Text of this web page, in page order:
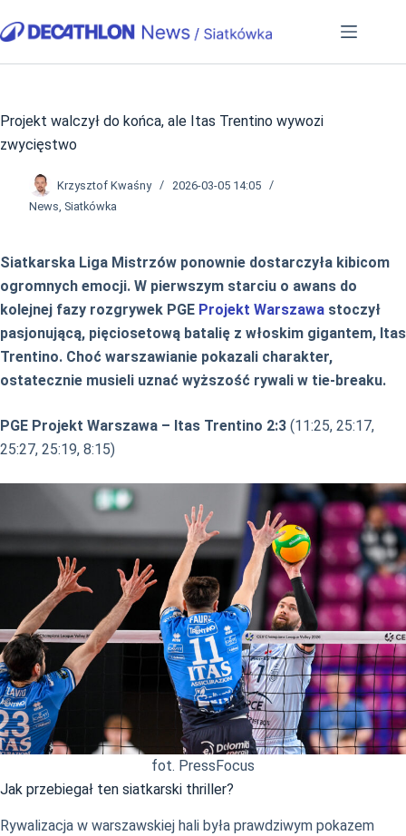
do
Projekt walczył do końca, ale Itas Trentino wywozi
zwycięstwo
Krzysztof Kwaśny
2026-03-05 14:05
News, Siatkówka
Siatkarska Liga Mistrzów ponownie dostarczyła kibicom
ogromnych emocji. W pierwszym starciu o awans do
kolejnej fazy rozgrywek PGE Projekt Warszawa stoczył
pasjonującą, pięciosetową batalię z włoskim gigantem, Itas
Trentino. Choć warszawianie pokazali charakter,
ostatecznie musieli uznać wyższość rywali w tie-breaku.
PGE Projekt Warszawa – Itas Trentino 2:3 (11:25, 25:17,
25:27, 25:19, 8:15)
fot. PressFocus
Jak przebiegał ten siatkarski thriller?
Rywalizacja w warszawskiej hali była prawdziwym pokazem